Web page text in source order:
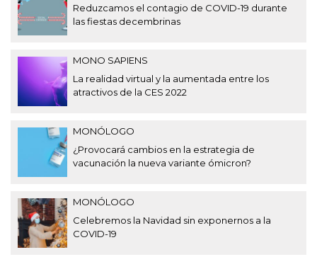
Reduzcamos el contagio de COVID-19 durante
las fiestas decembrinas
MONO SAPIENS
La realidad virtual y la aumentada entre los
atractivos de la CES 2022
MONÓLOGO
¿Provocará cambios en la estrategia de
vacunación la nueva variante ómicron?
MONÓLOGO
Celebremos la Navidad sin exponernos a la
COVID-19